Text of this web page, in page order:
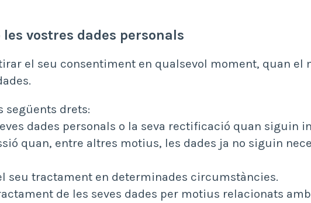
vostres dades personals
el seu consentiment en qualsevol moment, quan el
següents drets:
dades personals o la seva rectificació quan siguin
quan, entre altres motius, les dades ja no siguin
seu tractament en determinades circumstàncies.
de les seves dades per motius relacionats